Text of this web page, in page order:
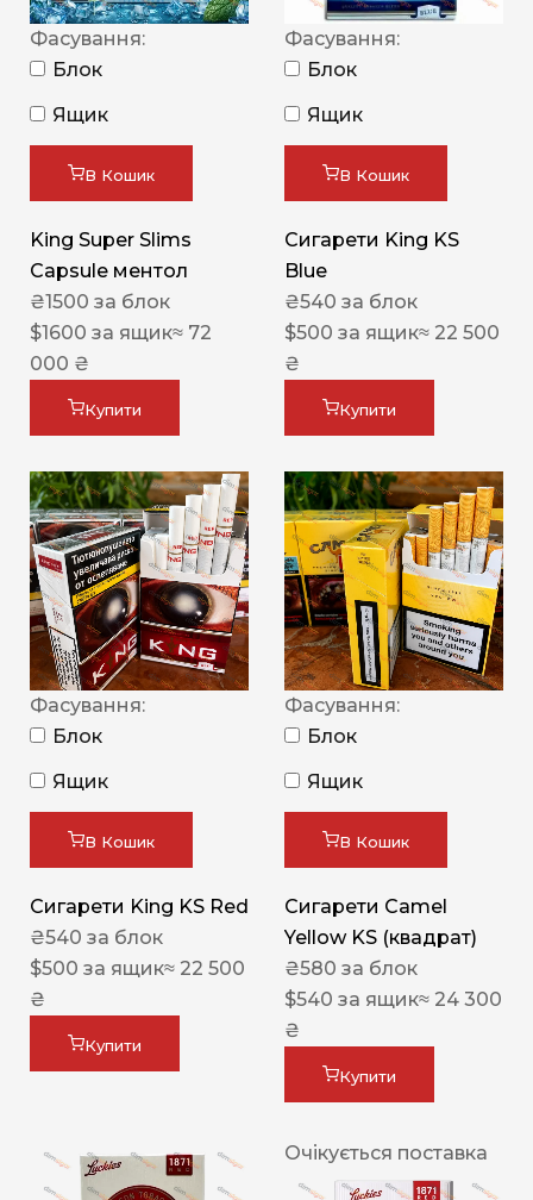
Фасування:
Блок
Ящик
В Кошик
King Super Slims
Capsule ментол
₴1500 за блок
$1600 за ящик≈ 72
000 ₴
Купити
Фасування:
Блок
Ящик
В Кошик
Сигарети King KS
Blue
₴540 за блок
$500 за ящик≈ 22 500
₴
Купити
Фасування:
Блок
Ящик
В Кошик
Сигарети King KS Red
₴540 за блок
$500 за ящик≈ 22 500
₴
Купити
Фасування:
Блок
Ящик
В Кошик
Сигарети Camel
Yellow KS (квадрат)
₴580 за блок
$540 за ящик≈ 24 300
₴
Купити
Очікується поставка